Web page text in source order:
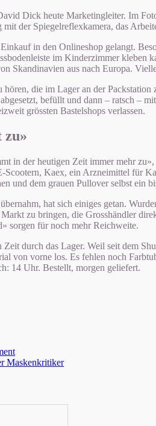
Dick heute Marketingleiter. Im
der Spiegelreflexkamera, das
in den Onlineshop gelangt.
im Kinderzimmer
Skandinavien aus nach Europa.
die im Lager an der
befüllt und dann – ratsch –
grössten Bastelshops verlassen.
zu»
in der heutigen Zeit immer mehr
Kaex, ein Arzneimittel für
und dem grauen Pullover selbst ein
hat sich einiges getan.
zu bringen, die Grosshändler
sorgen für noch mehr Reichweite.
durch das Lager. Weil seit dem
von vorne los. Es fehlen noch
14 Uhr. Bestellt, morgen geliefert.
Maskenkritiker